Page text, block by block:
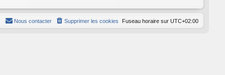
Fuseau horaire sur UTC+02:00
Supprimer les cookies
Nous contacter